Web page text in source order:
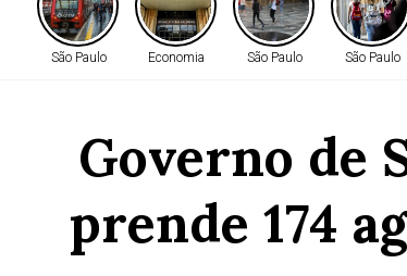
São Paulo Economia São Paulo São Paulo
Governo de
prende 174